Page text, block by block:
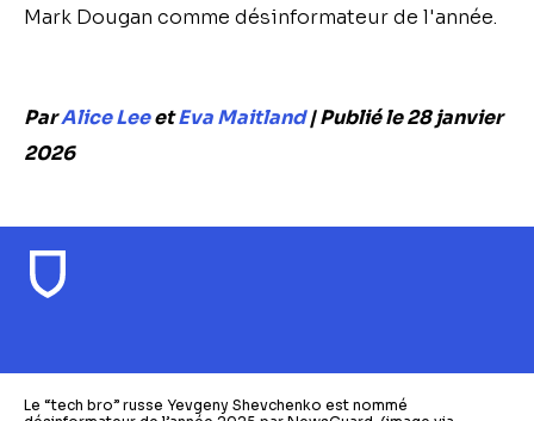
Mark Dougan comme désinformateur de l'année.
ParAlice LeeetEva Maitland| Publié le 28 janvier
2026
Le “tech bro” russe Yevgeny Shevchenko est nommé